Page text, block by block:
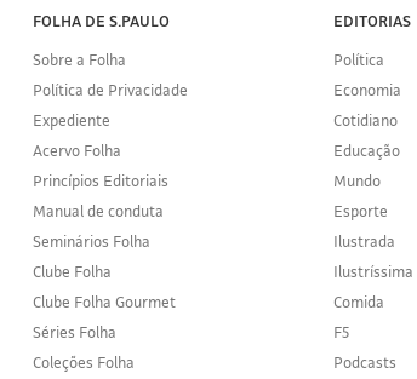
S.Paulo
FOLHA DE S.PAULO
Sobre a Folha
Política de Privacidade
Expediente
Acervo Folha
Princípios Editoriais
Manual de conduta
Seminários Folha
Clube Folha
Clube Folha Gourmet
Séries Folha
Coleções Folha
EDITORIAS
Política
Economia
Cotidiano
Educação
Mundo
Esporte
Ilustrada
Ilustríssima
Comida
F5
Podcasts